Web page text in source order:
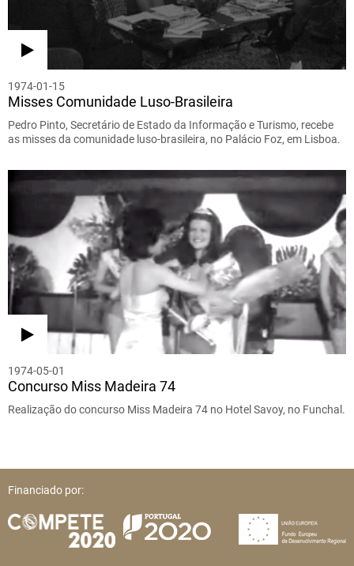
1974-01-15
Misses Comunidade Luso-Brasileira
Pedro Pinto, Secretário de Estado da Informação e Turismo, recebe
as misses da comunidade luso-brasileira, no Palácio Foz, em Lisboa.
1974-05-01
Concurso Miss Madeira 74
Realização do concurso Miss Madeira 74 no Hotel Savoy, no Funchal.
Financiado por: